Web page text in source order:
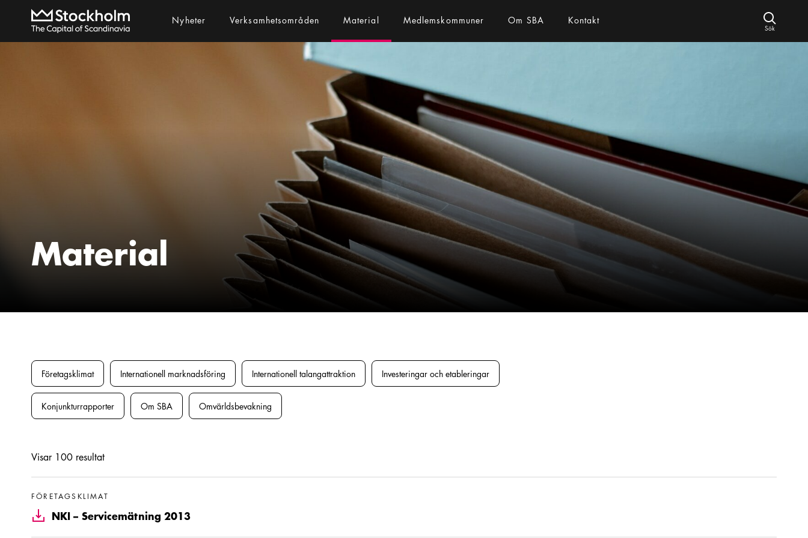
Nyheter Verksamhetsområden Material Medlemskommuner Om SBA Kontakt
Sök
Material
Företagsklimat Internationell marknadsföring Internationell talangattraktion Investeringar och etableringar
Konjunkturrapporter Om SBA Omvärldsbevakning
Visar 100 resultat
FÖRETAGSKLIMAT
NKI – Servicemätning 2013
Läs mer om NKI – Servicemätning 2013